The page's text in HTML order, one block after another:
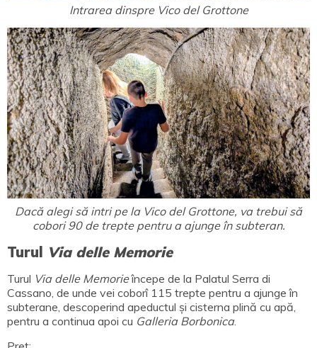
Intrarea dinspre Vico del Grottone
Dacă alegi să intri pe la Vico del Grottone, va trebui să
cobori 90 de trepte pentru a ajunge în subteran.
Turul Via delle Memorie
Turul Via delle Memorieîncepe de la Palatul Serra di
Cassano, de unde vei coborî 115 trepte pentru a ajunge în
subterane, descoperind apeductul și cisterna plină cu apă,
pentru a continua apoi cu Galleria Borbonica.